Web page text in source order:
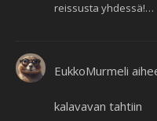
reissusta yhdessä!…
EukkoMurmeli
kalavavan tahtiin